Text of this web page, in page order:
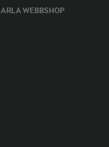
ARLA WEBBSHOP